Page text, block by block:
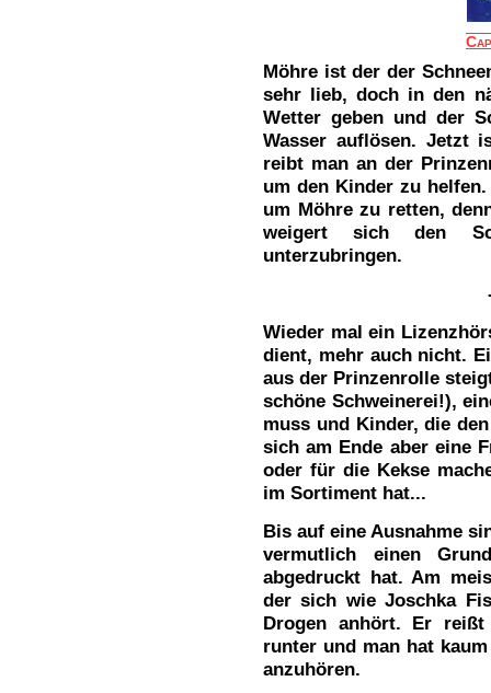
Möhre ist der der
sehr lieb, doch in den
Wetter geben und der
Wasser auflösen. Jetzt
reibt man an der
um den Kinder zu
um Möhre zu retten,
weigert sich den
unterzubringen.
Wieder mal ein
dient, mehr auch nicht.
aus der Prinzenrolle
schöne Schweinerei!),
muss und Kinder, die
sich am Ende aber eine
oder für die Kekse
im Sortiment hat...
Bis auf eine Ausnahme
vermutlich einen
abgedruckt hat. Am
der sich wie Joschka
Drogen anhört. Er
runter und man hat
anzuhören.